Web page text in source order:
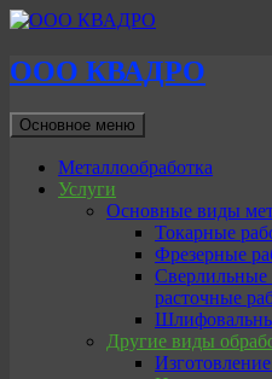
ООО КВАДРО
Поиск
Основное меню
к
содержимому
Металлообработка
Услуги
Основные виды
Токарные
Фрезерные
Сверлильные
расточные
Другие виды